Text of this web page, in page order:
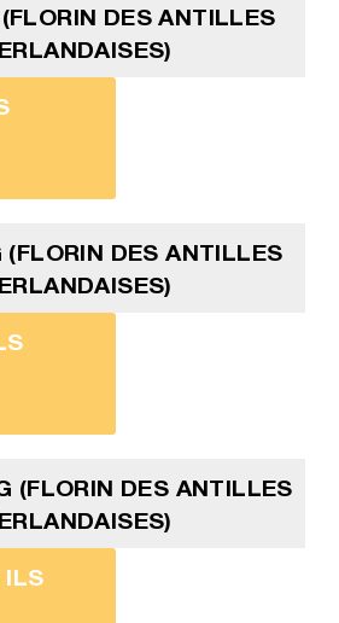
DES ANTILLES
(FLORIN DES ANTILLES
(FLORIN DES ANTILLES
ILS